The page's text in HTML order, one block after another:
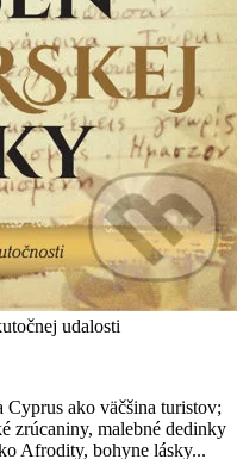
udalosti
ako väčšina turistov;
zrúcaniny, malebné dedinky
Afrodity, bohyne lásky...